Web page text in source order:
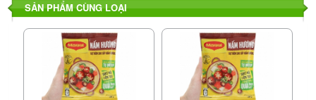
SẢN PHẨM CÙNG LOẠI